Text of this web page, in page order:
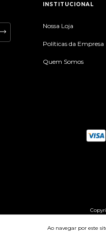
Ao navegar por este
INSTITUCIONAL
Nossa Loja
Políticas da Empresa
Quem Somos